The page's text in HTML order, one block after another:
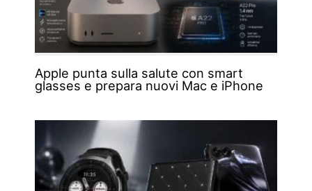
Apple punta sulla salute con smart
glasses e prepara nuovi Mac e iPhone